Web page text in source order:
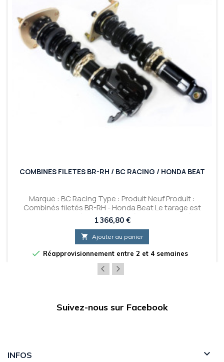
COMBINES FILETES BR-RH / BC RACING / HONDA BEAT
Marque : BC Racing Type : Produit Neuf Produit :
Combinés filetés BR-RH - Honda Beat Le tarage est
toujours exprimé de cette manière : Avant / Arrière.
Prix
1 366,80 €
 Ajouter au panier
 Réapprovisionnement entre 2 et 4 semaines
Suivez-nous sur Facebook
INFOS 